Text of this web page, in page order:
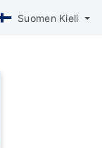
Suomen Kieli